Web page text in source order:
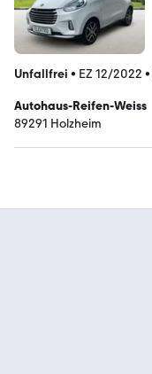
Unfallfrei • EZ 12/2022 •
Autohaus-Reifen-Weiss
89291 Holzheim